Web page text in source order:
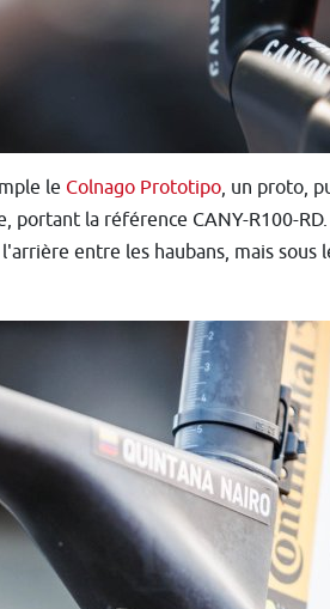
le Colnago Prototipo, un proto,
la référence CANY-R100-
entre les haubans, mais sous